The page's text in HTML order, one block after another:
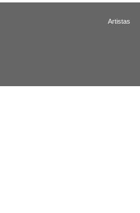
Artistas